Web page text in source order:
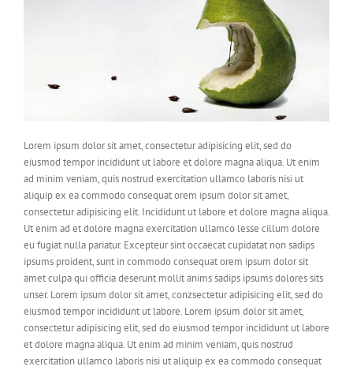
Lorem ipsum dolor sit amet, consectetur adipisicing elit, sed do
eiusmod tempor incididunt ut labore et dolore magna aliqua. Ut enim
ad minim veniam, quis nostrud exercitation ullamco laboris nisi ut
aliquip ex ea commodo consequat orem ipsum dolor sit amet,
consectetur adipisicing elit. Incididunt ut labore et dolore magna aliqua.
Ut enim ad et dolore magna exercitation ullamco lesse cillum dolore
eu fugiat nulla pariatur. Excepteur sint occaecat cupidatat non sadips
ipsums proident, sunt in commodo consequat orem ipsum dolor sit
amet culpa qui officia deserunt mollit anims sadips ipsums dolores sits
unser. Lorem ipsum dolor sit amet, conzsectetur adipisicing elit, sed do
eiusmod tempor incididunt ut labore. Lorem ipsum dolor sit amet,
consectetur adipisicing elit, sed do eiusmod tempor incididunt ut labore
et dolore magna aliqua. Ut enim ad minim veniam, quis nostrud
exercitation ullamco laboris nisi ut aliquip ex ea commodo consequat